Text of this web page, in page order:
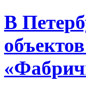
В